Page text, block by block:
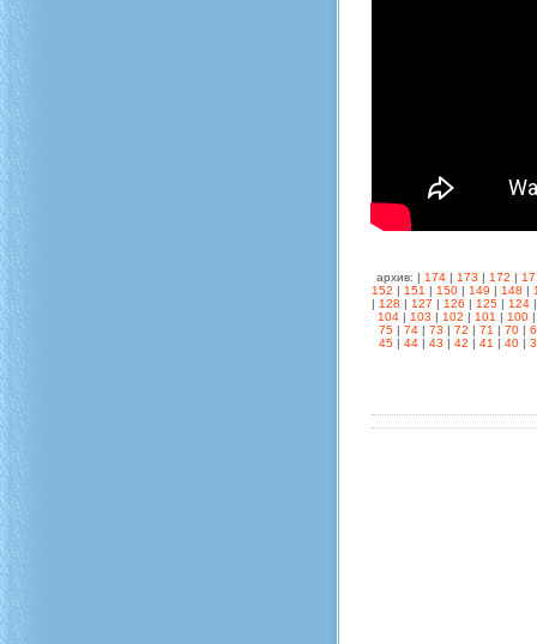
архив: | 174 | 173 | 172 |
152 | 151 | 150 | 149 | 148 |
| 128 | 127 | 126 | 125 | 124
104 | 103 | 102 | 101 | 100
75 |74 |73 |72 |71 |70 |
45 |44 |43 |42 |41 |40 |